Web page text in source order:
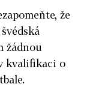
že
žádnou
kvalifikaci o